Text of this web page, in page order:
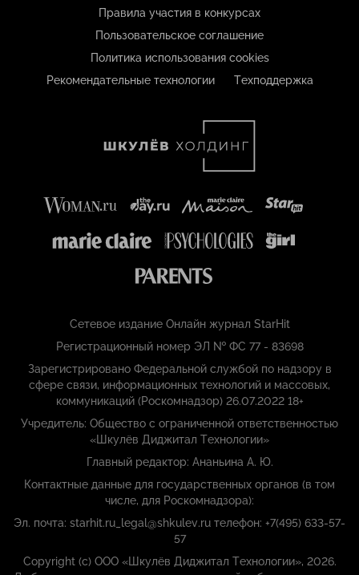
Правила участия в конкурсах
Пользовательское соглашение
Политика использования cookies
Рекомендательные технологии
Техподдержка
Сетевое издание Онлайн журнал StarHit
Регистрационный номер ЭЛ № ФС 77 - 83698
Зарегистрировано Федеральной службой по надзору в
сфере связи, информационных технологий и массовых,
коммуникаций (Роскомнадзор) 26.07.2022 18+
Учредитель: Общество с ограниченной ответственностью
«Шкулёв Диджитал Технологии»
Главный редактор: Ананьина А. Ю.
Контактные данные для государственных органов (в том
числе, для Роскомнадзора):
Эл. почта: starhit.ru_legal@shkulev.ru телефон: +7(495) 633-57-
57
Copyright (с) ООО «Шкулёв Диджитал Технологии», 2026.